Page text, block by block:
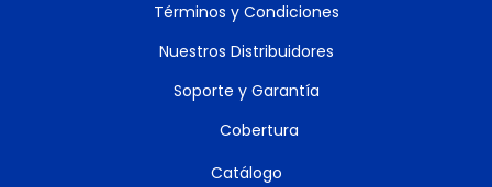
Términos y Condiciones
Nuestros Distribuidores
Soporte y Garantía
Cobertura
Catálogo